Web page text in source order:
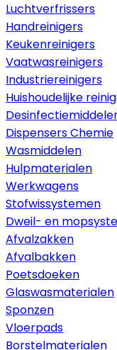
Luchtverfrissers
Handreinigers
Keukenreinigers
Vaatwasreinigers
Industriereinigers
Huishoudelijke
Dispensers Chemie
Wasmiddelen
Hulpmaterialen
Werkwagens
Stofwissystemen
Dweil- en
Afvalzakken
Afvalbakken
Poetsdoeken
Glaswasmaterialen
Sponzen
Vloerpads
Borstelmaterialen